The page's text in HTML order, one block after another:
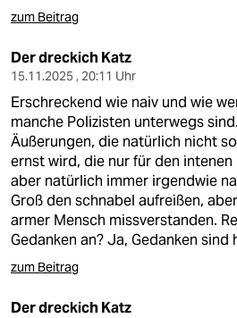
zum Beitrag
Der dreckich Katz
15.11.2025 , 20:11 Uhr
Erschreckend wie naiv und wie
manche Polizisten unterwegs
Äußerungen, die natürlich nicht
ernst wird, die nur für den
aber natürlich immer irgendwie
Groß den schnabel aufreißen,
armer Mensch missverstanden.
Gedanken an? Ja, Gedanken
zum Beitrag
Der dreckich Katz